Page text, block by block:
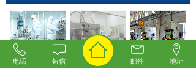
电话 短信 邮件 地址